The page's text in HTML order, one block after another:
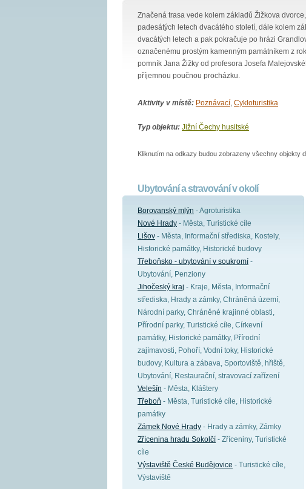
Značená trasa vede kolem základů Žižkova
padesátých letech dvacátého století, dále kolem
dvacátých letech a pak pokračuje po hrázi
označenému prostým kamenným památníkem z
pomník Jana Žižky od profesora Josefa
příjemnou poučnou procházku.
Aktivity v místě: Poznávací, Cykloturistika
Typ objektu: Jižní Čechy husitské
Kliknutím na odkazy budou zobrazeny všechny objekty
Ubytování a stravování v okolí
Borovanský mlýn - Agroturistika
Nové Hrady - Města, Turistické cíle
Lišov - Města, Informační střediska, Kostely,
Historické památky, Historické budovy
Třeboňsko - ubytování v soukromí -
Ubytování, Penziony
Jihočeský kraj - Kraje, Města, Informační
střediska, Hrady a zámky, Chráněná území,
Národní parky, Chráněné krajinné oblasti,
Přírodní parky, Turistické cíle, Církevní
památky, Historické památky, Přírodní
zajímavosti, Pohoří, Vodní toky, Historické
budovy, Kultura a zábava, Sportoviště, hřiště,
Ubytování, Restaurační, stravovací zařízení
Velešín - Města, Kláštery
Třeboň - Města, Turistické cíle, Historické
památky
Zámek Nové Hrady - Hrady a zámky, Zámky
Zřícenina hradu Sokolčí - Zříceniny, Turistické
cíle
Výstaviště České Budějovice - Turistické cíle,
Výstaviště